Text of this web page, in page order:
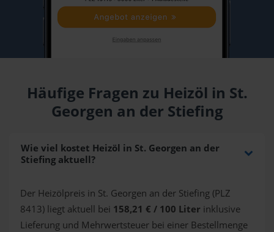
Häufige Fragen zu Heizöl in St.
Georgen an der Stiefing
Wie viel kostet Heizöl in St. Georgen an der
Stiefing aktuell?
Der Heizölpreis in St. Georgen an der Stiefing (PLZ
8413) liegt aktuell bei 158,21 € / 100 Liter inklusive
Lieferung und Mehrwertsteuer bei einer Bestellmenge